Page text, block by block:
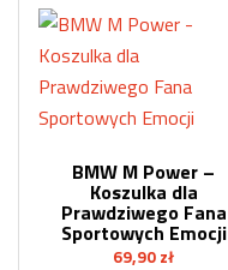
BMW M Power –
Koszulka dla
Prawdziwego Fana
Sportowych Emocji
69,90 zł